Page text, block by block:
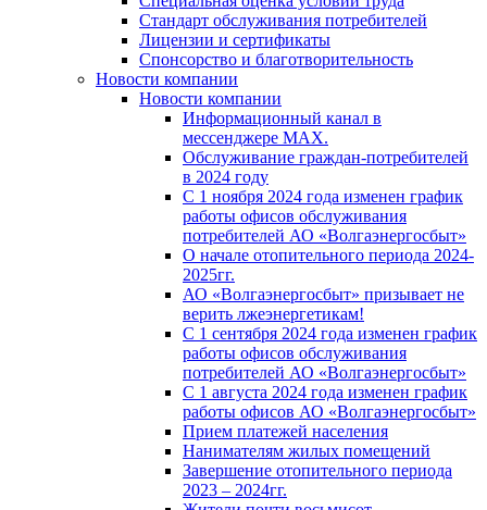
Стандарт обслуживания потребителей
Лицензии и сертификаты
Спонсорство и благотворительность
Новости компании
Новости компании
Информационный канал в
мессенджере MAX.
Обслуживание граждан-потребителей
в 2024 году
С 1 ноября 2024 года изменен график
работы офисов обслуживания
потребителей АО «Волгаэнергосбыт»
О начале отопительного периода 2024-
2025гг.
АО «Волгаэнергосбыт» призывает не
верить лжеэнергетикам!
С 1 сентября 2024 года изменен график
работы офисов обслуживания
потребителей АО «Волгаэнергосбыт»
С 1 августа 2024 года изменен график
работы офисов АО «Волгаэнергосбыт»
Прием платежей населения
Нанимателям жилых помещений
Завершение отопительного периода
2023 – 2024гг.